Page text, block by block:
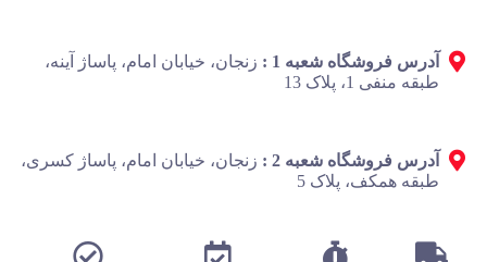
آدرس فروشگاه شعبه 1 :
زنجان، خیابان امام، پاساژ آینه،
طبقه منفی 1، پلاک 13
آدرس فروشگاه شعبه 2 :
زنجان، خیابان امام، پاساژ کسری،
طبقه همکف، پلاک 5